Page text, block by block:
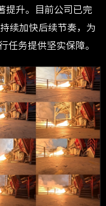
提升。目前公司已完
续加快后续节奏，为
任务提供坚实保障。